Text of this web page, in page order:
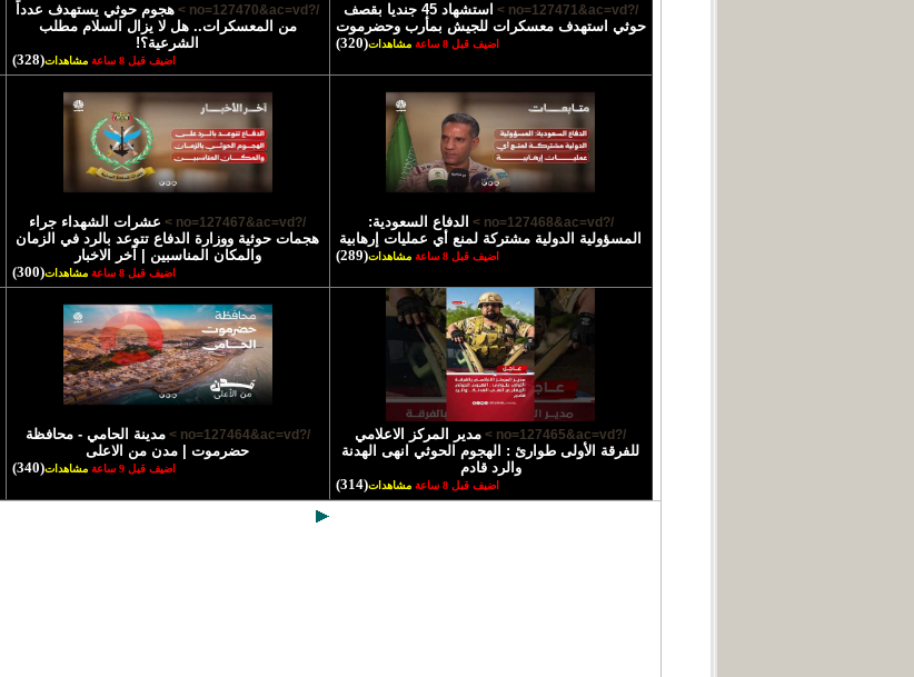
/?no=127471&ac=vd >
استشهاد 45 جنديا بقصف
حوثي استهدف معسكرات للجيش بمأرب وحضرموت
اضيف قبل 8 ساعة مشاهدات(320)
/?no=127470&ac=vd >
هجوم حوثي يستهدف عدداً
من المعسكرات.. هل لا يزال السلام مطلب
الشرعية؟!
اضيف قبل 8 ساعة مشاهدات(328)
/?no=127468&ac=vd >
الدفاع السعودية:
المسؤولية الدولية مشتركة لمنع أي عمليات إرهابية
اضيف قبل 8 ساعة مشاهدات(289)
/?no=127467&ac=vd >
عشرات الشهداء جراء
هجمات حوثية ووزارة الدفاع تتوعد بالرد في الزمان
والمكان المناسبين | آخر الاخبار
اضيف قبل 8 ساعة مشاهدات(300)
/?no=127465&ac=vd >
مدير المركز الاعلامي
للفرقة الأولى طوارئ : الهجوم الحوثي انهى الهدنة
والرد قادم
اضيف قبل 8 ساعة مشاهدات(314)
/?no=127464&ac=vd >
مدينة الحامي - محافظة
حضرموت | مدن من الاعلى
اضيف قبل 9 ساعة مشاهدات(340)